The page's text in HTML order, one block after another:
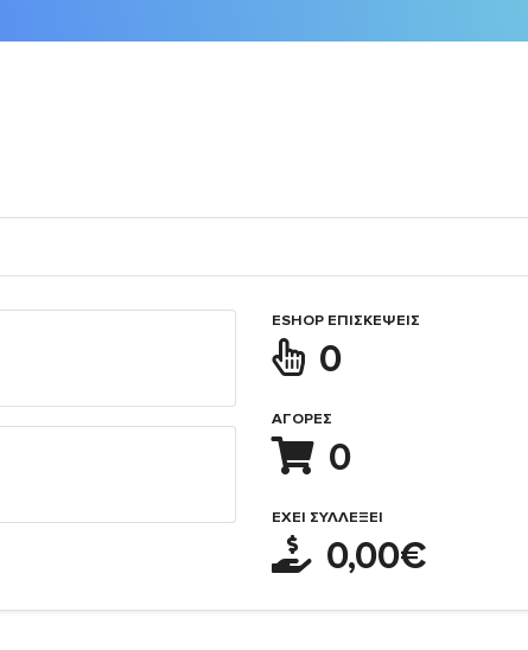
ESHOP ΕΠΙΣΚΈΨΕΙΣ
0
ΑΓΟΡΈΣ
0
ΈΧΕΙ ΣΥΛΛΈΞΕΙ
0,00€